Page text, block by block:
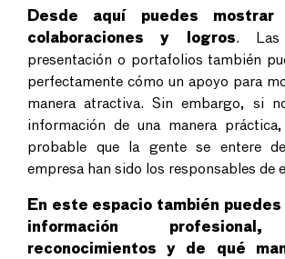
Desde aquí puedes
colaboraciones y logros. Las
presentación o portafolios también
perfectamente cómo un apoyo para
manera atractiva. Sin embargo, si
información de una manera
probable que la gente se entere
empresa han sido los responsables de
En este espacio también
información
reconocimientos y de qué